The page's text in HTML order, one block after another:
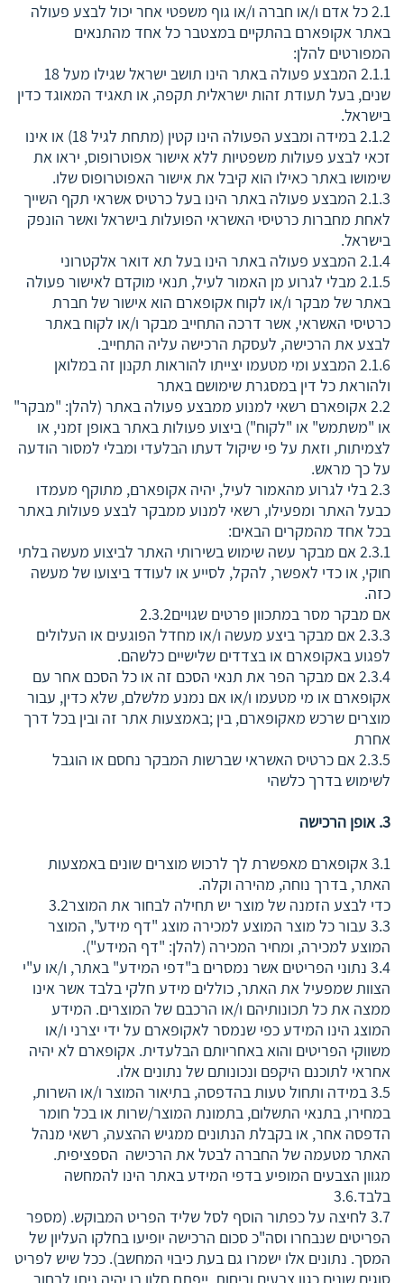
2.1 כל אדם ו/או חברה ו/או גוף משפטי אחר יכול לבצע פעולה
באתר אקופארם בהתקיים במצטבר כל אחד מהתנאים
המפורטים להלן:
2.1.1 המבצע פעולה באתר הינו תושב ישראל שגילו מעל 18
שנים, בעל תעודת זהות ישראלית תקפה, או תאגיד המאוגד כדין
בישראל.
2.1.2 במידה ומבצע הפעולה הינו קטין (מתחת לגיל 18) או אינו
זכאי לבצע פעולות משפטיות ללא אישור אפוטרופוס, יראו את
שימושו באתר כאילו הוא קיבל את אישור האפוטרופוס שלו.
2.1.3 המבצע פעולה באתר הינו בעל כרטיס אשראי תקף השייך
לאחת מחברות כרטיסי האשראי הפועלות בישראל ואשר הונפק
בישראל.
2.1.4 המבצע פעולה באתר הינו בעל תא דואר אלקטרוני
2.1.5 מבלי לגרוע מן האמור לעיל, תנאי מוקדם לאישור פעולה
באתר של מבקר ו/או לקוח אקופארם הוא אישור של חברת
כרטיסי האשראי, אשר דרכה התחייב מבקר ו/או לקוח באתר
לבצע את הרכישה, לעסקת הרכישה עליה התחייב.
2.1.6 המבצע ומי מטעמו יצייתו להוראות תקנון זה במלואן
ולהוראת כל דין במסגרת שימושם באתר
2.2 אקופארם רשאי למנוע ממבצע פעולה באתר (להלן: "מבקר"
או "משתמש" או "לקוח") ביצוע פעולות באתר באופן זמני, או
לצמיתות, וזאת על פי שיקול דעתו הבלעדי ומבלי למסור הודעה
על כך מראש.
2.3 בלי לגרוע מהאמור לעיל, יהיה אקופארם, מתוקף מעמדו
כבעל האתר ומפעילו, רשאי למנוע ממבקר לבצע פעולות באתר
בכל אחד מהמקרים הבאים:
2.3.1 אם מבקר עשה שימוש בשירותי האתר לביצוע מעשה בלתי
חוקי, או כדי לאפשר, להקל, לסייע או לעודד ביצועו של מעשה
כזה.
אם מבקר מסר במתכוון פרטים שגויים2.3.2
2.3.3 אם מבקר ביצע מעשה ו/או מחדל הפוגעים או העלולים
לפגוע באקופארם או בצדדים שלישיים כלשהם.
2.3.4 אם מבקר הפר את תנאי הסכם זה או כל הסכם אחר עם
אקופארם או מי מטעמו ו/או אם נמנע מלשלם, שלא כדין, עבור
מוצרים שרכש מאקופארם, בין ;באמצעות אתר זה ובין בכל דרך
אחרת
2.3.5 אם כרטיס האשראי שברשות המבקר נחסם או הוגבל
לשימוש בדרך כלשהי
3. אופן הרכישה
3.1 אקופארם מאפשרת לך לרכוש מוצרים שונים באמצעות
האתר, בדרך נוחה, מהירה וקלה.
כדי לבצע הזמנה של מוצר יש תחילה לבחור את המוצר3.2
3.3 עבור כל מוצר המוצע למכירה מוצג "דף מידע", המוצר
המוצע למכירה, ומחיר המכירה (להלן: "דף המידע").
3.4 נתוני הפריטים אשר נמסרים ב"דפי המידע" באתר, ו/או ע"י
הצוות שמפעיל את האתר, כוללים מידע חלקי בלבד אשר אינו
ממצה את כל תכונותיהם ו/או הרכבם של המוצרים. המידע
המוצג הינו המידע כפי שנמסר לאקופארם על ידי יצרני ו/או
משווקי הפריטים והוא באחריותם הבלעדית. אקופארם לא יהיה
אחראי לתוכנם היקפם ונכונותם של נתונים אלו.
3.5 במידה ותחול טעות בהדפסה, בתיאור המוצר ו/או השרות,
במחירו, בתנאי התשלום, בתמונת המוצר/שרות או בכל חומר
הדפסה אחר, או בקבלת הנתונים ממגיש ההצעה, רשאי מנהל
האתר מטעמה של החברה לבטל את הרכישה הספציפית.
מגוון הצבעים המופיע בדפי המידע באתר הינו להמחשה
בלבד.3.6
3.7 לחיצה על כפתור הוסף לסל שליד הפריט המבוקש. (מספר
הפריטים שנבחרו וסה"כ סכום הרכישה יופיעו בחלקו העליון של
המסך. נתונים אלו ישמרו גם בעת כיבוי המחשב). ככל שיש לפריט